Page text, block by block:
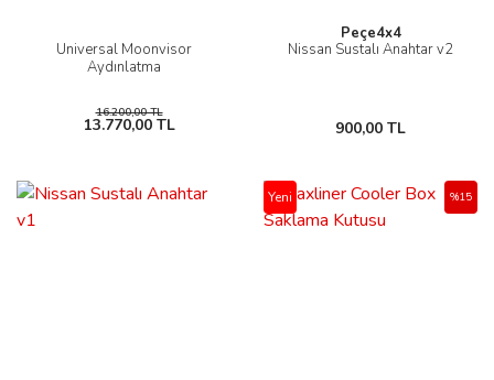
Universal Moonvisor
Aydınlatma
16.200,00 TL
13.770,00 TL
Peçe4x4
Nissan Sustalı Anahtar v2
900,00 TL
Yeni %15